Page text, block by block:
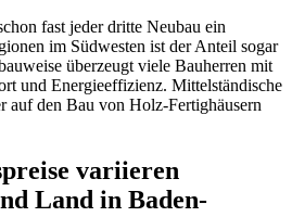
fast jeder dritte Neubau ein
im Südwesten ist der Anteil sogar
überzeugt viele Bauherren mit
und Energieeffizienz. Mittelständische
auf den Bau von Holz-Fertighäusern
variieren
Land in Baden-